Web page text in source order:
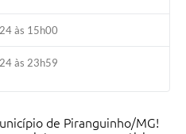
às 15h00
às 23h59
de Piranguinho/MG!